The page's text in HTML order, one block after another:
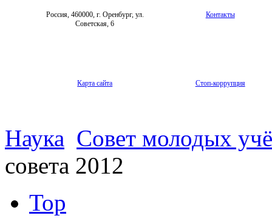
Россия, 460000, г. Оренбург, ул.
Советская, 6
Контакты
Карта сайта Стоп-коррупция
Наука Совет молодых
совета 2012
Top